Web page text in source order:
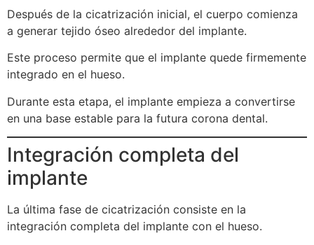
Después de la cicatrización inicial, el cuerpo comienza
a generar tejido óseo alrededor del implante.
Este proceso permite que el implante quede firmemente
integrado en el hueso.
Durante esta etapa, el implante empieza a convertirse
en una base estable para la futura corona dental.
Integración completa del
implante
La última fase de cicatrización consiste en la
integración completa del implante con el hueso.